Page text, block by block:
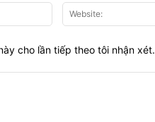
Email:*
cho lần tiếp theo tôi nhận xét.